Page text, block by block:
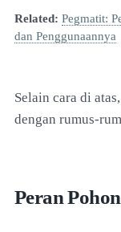
Related: Pegmatit:
dan Penggunaannya
Selain cara di
dengan rumus-
Peran